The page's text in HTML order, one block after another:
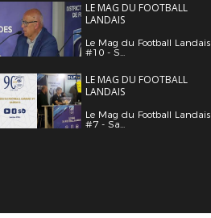
LE MAG DU FOOTBALL
LANDAIS
Le Mag du Football Landais
#10 - S...
LE MAG DU FOOTBALL
LANDAIS
Le Mag du Football Landais
#7 - Sa...